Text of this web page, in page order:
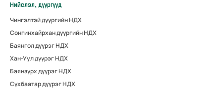
Нийслэл, дүүргүүд
Чингэлтэй дүүргийн НДХ
Сонгинхайрхан дүүргийн НДХ
Баянгол дүүрэг НДХ
Хан-Уул дүүрэг НДХ
Баянзүрх дүүрэг НДХ
Сүхбаатар дүүрэг НДХ